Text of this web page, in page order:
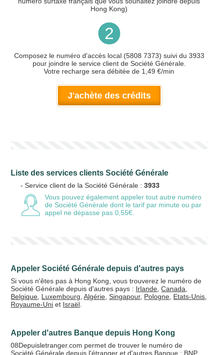
Hong Kong)
2
Composez le numéro d'accès local (5808 7373) suivi du 3933
pour joindre le service client de Société Générale.
Votre recharge sera débitée de 1,49 €/min
J'achète des crédits
+5% de bonus
Liste des services clients Société Générale
- Service client de la Société Générale :3933
Vous pouvez également appeler tout autre numéro
de Société Générale dont le tarif par minute ou par
appel ne dépasse pas 0,55€.
Appeler Société Générale depuis d'autres pays
Si vous n'êtes pas à Hong Kong, vous trouverez le numéro de
Société Générale depuis d'autres pays : Irlande ,Canada
Belgique Luxembourg ,Algérie ,Singapour, Pologne Etats-Unis
Royaume-Uni et Israël
Appeler d'autres Banque depuis Hong Kong
08Depuisletranger.com permet de trouver le numéro de
Société Générale depuis l'étranger et d'autres Banque : BNP,